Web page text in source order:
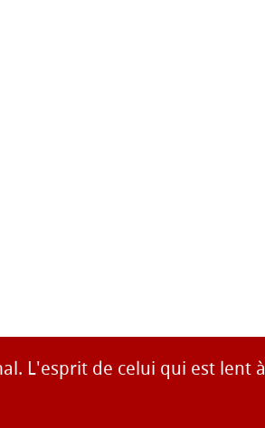
L'esprit de celui qui est lent à